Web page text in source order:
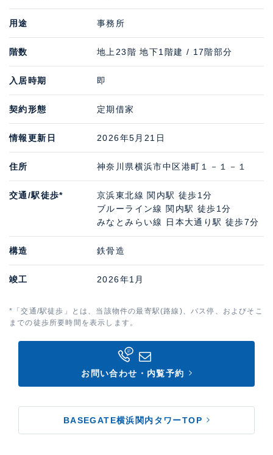
用途 事務所
階数 地上23階 地下1階建 / 17階部分
入居時期 即
契約形態 定期借家
情報更新日 2026年5月21日
住所 神奈川県横浜市中区港町１－１－１
交通/駅徒歩*
京浜東北線 関内駅 徒歩1分
ブルーライン線 関内駅 徒歩1分
みなとみらい線 日本大通り駅 徒歩7分
構造 鉄骨造
竣工 2026年1月
*「交通/駅徒歩」とは、当該物件の最寄駅(路線)、バス停、およびそこ
までの徒歩所要時間を表示します。
お問い合わせ・内覧予約
BASEGATE横浜関内タワーTOP